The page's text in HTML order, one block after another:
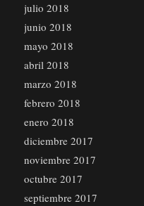
julio 2018
junio 2018
mayo 2018
abril 2018
marzo 2018
febrero 2018
enero 2018
diciembre 2017
noviembre 2017
octubre 2017
septiembre 2017